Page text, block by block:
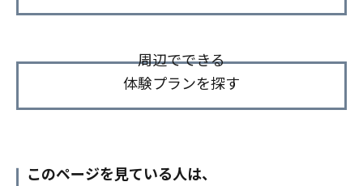
周辺でできる
体験プランを探す
このページを見ている人は、